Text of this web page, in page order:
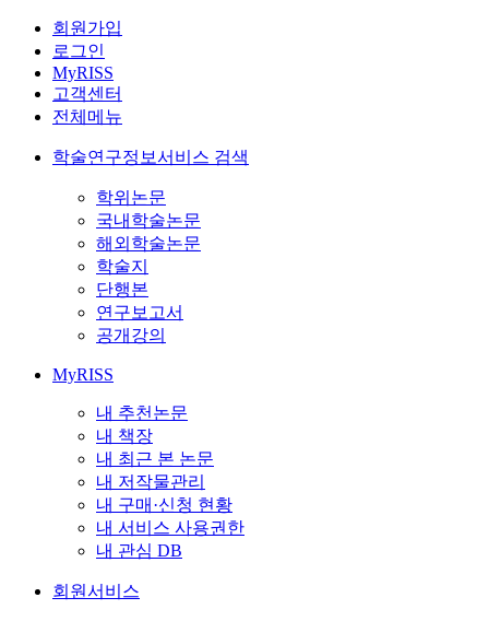
회원가입
로그인
MyRISS
고객센터
전체메뉴
학술연구정보서비스 검색
학위논문
국내학술논문
해외학술논문
학술지
단행본
연구보고서
공개강의
MyRISS
내 추천논문
내 책장
내 최근 본 논문
내 저작물관리
내 구매·신청 현황
내 서비스 사용권한
내 관심 DB
회원서비스